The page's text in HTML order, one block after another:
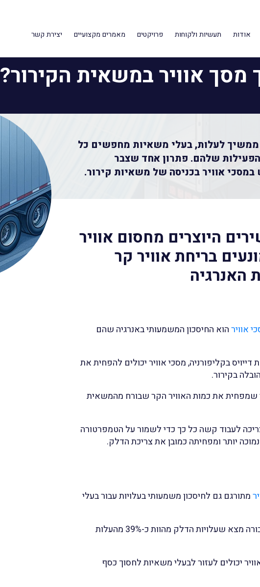
אודות תעשיות ולקוחות פרויקטים מאמרים מקצועיים יצירת קשר
מסך אוויר במשאית הקירור?
ממשיך לעלות, בעלי משאיות מחפשים כל
שלהם. פתרון אחד שצבר
אוויר בכניסה של משאיות קירור.
היוצרים מחסום אוויר
בריחת אוויר קר
האנרגיה
אווירהוא החיסכון המשמעותי באנרגיה שהם
בקליפורניה, מסכי אוויר יכולים להפחית את
שמפחית את כמות האוויר הקר שבורח מהמשאית
לעבוד קשה כל כך כדי לשמור על הטמפרטורה
יותר ומפחיתה כמובן את צריכת הדלק.
מתורגם גם לחיסכון משמעותי בעלויות עבור בעלי
דוח של המכון האמריקאי לחקר התחבורה מצא שעלויות הדלק מהוות כ-39% מהעלות
יכולים לעזור לבעלי משאיות לחסוך כסף